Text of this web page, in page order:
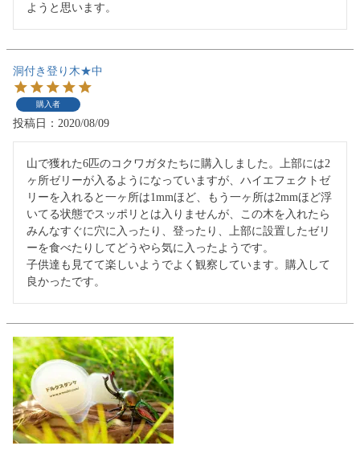
ようと思います。
洞付き登り木★中
購入者
投稿日 2020/08/09
山で獲れた6匹のコクワガタたちに購入しました。上部には2
ヶ所ゼリーが入るようになっていますが、ハイエフェクトゼ
リーを入れると一ヶ所は1mmほど、もう一ヶ所は2mmほど浮
いてる状態でスッポリとは入りませんが、この木を入れたら
みんなすぐに穴に入ったり、登ったり、上部に設置したゼリ
ーを食べたりしてどうやら気に入ったようです。
子供達も見てて楽しいようでよく観察しています。購入して